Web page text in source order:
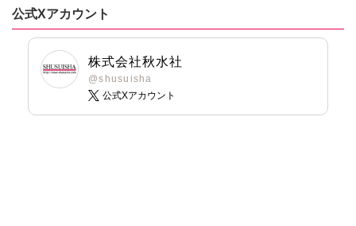
付き】
公式Xアカウント
株式会社秋水社
@shusuisha
公式Xアカウント